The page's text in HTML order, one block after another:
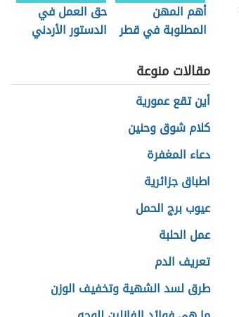
أهم المهن
المطلوبة في قطر
حق العمل في
الدستور الأردني
مقالات منوعة
أين تقع عمورية
كلام شوق وحنين
دعاء المغفرة
اطباق جزائرية
عيوب برج الحمل
عمل الحلبة
تعريف الدم
طرق لسد الشهية وتخفيف الوزن